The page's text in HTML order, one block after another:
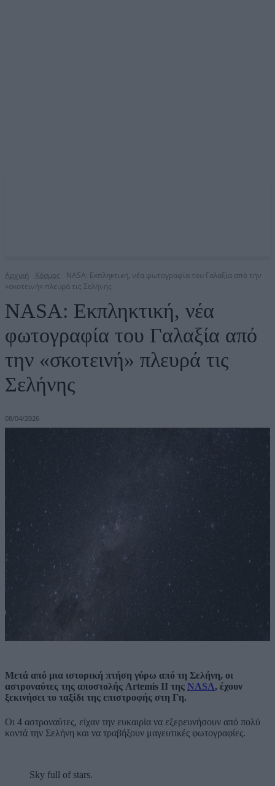
Αρχική Κόσμος
ΝΑSΑ: Eκπληκτική, νέα φωτογραφία του Γαλαξία από την
«σκοτεινή» πλευρά τις Σελήνης
ΝΑSΑ: Eκπληκτική, νέα
φωτογραφία του Γαλαξία από
την «σκοτεινή» πλευρά τις
Σελήνης
08/04/2026
Μετά από μια ιστορική πτήση γύρω από τη Σελήνη, οι
αστροναύτες της αποστολής Artemis II της NASA, έχουν
ξεκινήσει το ταξίδι της επιστροφής στη Γη.
Οι 4 αστροναύτες, είχαν την ευκαιρία να εξερευνήσουν από πολύ
κοντά την Σελήνη και να τραβήξουν μαγευτικές φωτογραφίες.
Sky full of stars.